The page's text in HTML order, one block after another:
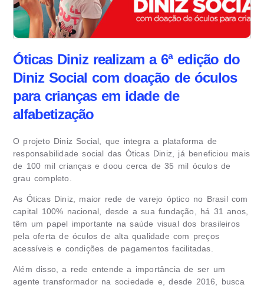
Óticas Diniz realizam a 6ª edição do
Diniz Social com doação de óculos
para crianças em idade de
alfabetização
O projeto Diniz Social, que integra a plataforma de
responsabilidade social das Óticas Diniz, já beneficiou mais
de 100 mil crianças e doou cerca de 35 mil óculos de
grau completo.
As Óticas Diniz, maior rede de varejo óptico no Brasil com
capital 100% nacional, desde a sua fundação, há 31 anos,
têm um papel importante na saúde visual dos brasileiros
pela oferta de óculos de alta qualidade com preços
acessíveis e condições de pagamentos facilitadas.
Além disso, a rede entende a importância de ser um
agente transformador na sociedade e, desde 2016, busca